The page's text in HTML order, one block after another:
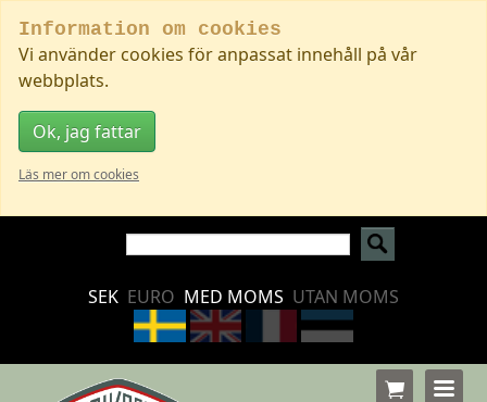
Information om cookies
Vi använder cookies för anpassat innehåll på vår
webbplats.
Ok, jag fattar
Läs mer om cookies
SEK EURO MED MOMS UTAN MOMS